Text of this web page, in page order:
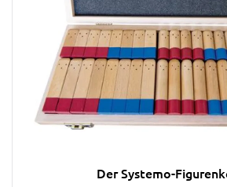
Der Systemo-